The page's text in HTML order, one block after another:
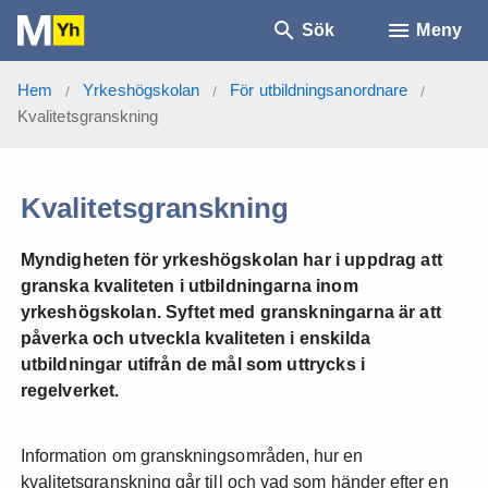
Sök Meny
Hem / Yrkeshögskolan / För utbildningsanordnare /
Kvalitetsgranskning
Kvalitetsgranskning
Myndigheten för yrkeshögskolan har i uppdrag att
granska kvaliteten i utbildningarna inom
yrkeshögskolan. Syftet med granskningarna är att
påverka och utveckla kvaliteten i enskilda
utbildningar utifrån de mål som uttrycks i
regelverket.
Information om granskningsområden, hur en
kvalitetsgranskning går till och vad som händer efter en